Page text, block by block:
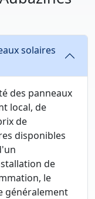
solaires
des panneaux
local, de
de
disponibles
de
le
généralement